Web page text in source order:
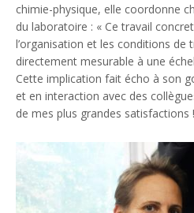
chimie-physique, elle coordonne
du laboratoire : « Ce travail
l’organisation et les conditions de
directement mesurable à une
Cette implication fait écho à son
et en interaction avec des
de mes plus grandes satisfactions !